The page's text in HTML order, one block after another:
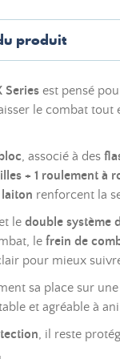
produit
Series est pensé
le combat
, associé à des
+ 1 roulement à
renforcent la
le double système
le frein de
pour mieux suivre
sa place sur
et agréable à
, il reste